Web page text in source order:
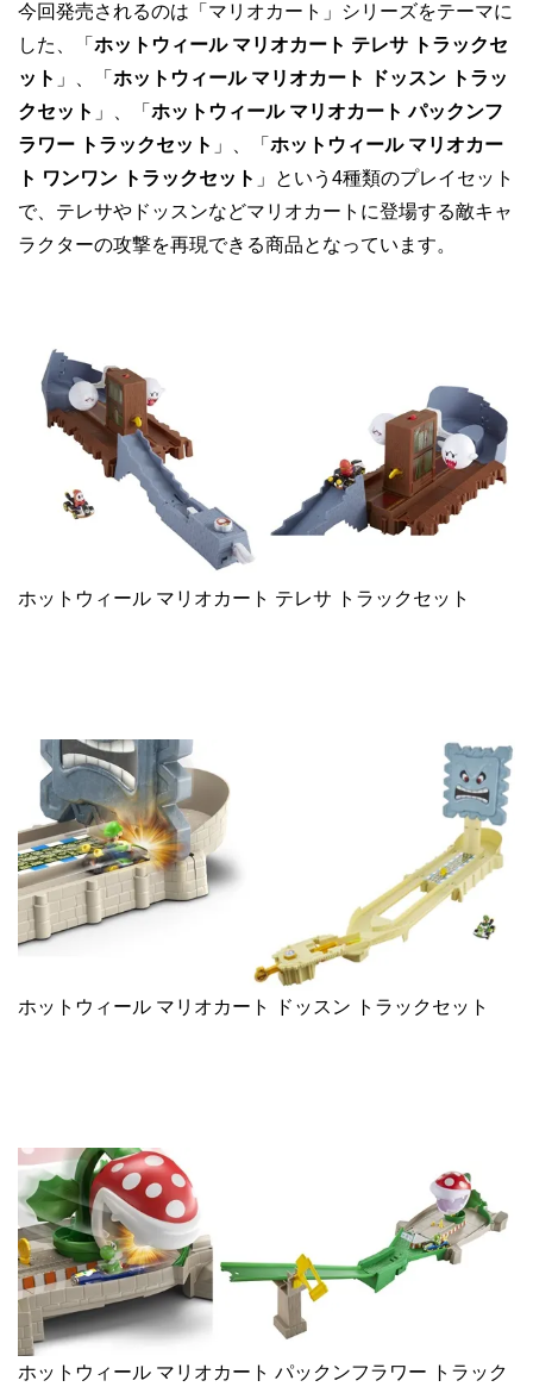
今回発売されるのは「マリオカート」シリーズをテーマに
した、「 ホットウィール マリオカート テレサ トラックセ
ット 」、「 ホットウィール マリオカート ドッスン トラッ
クセット 」、「 ホットウィール マリオカート パックンフ
ラワー トラックセット 」、「 ホットウィール マリオカー
ト ワンワン トラックセット 」という4種類のプレイセット
で、テレサやドッスンなどマリオカートに登場する敵キャ
ラクターの攻撃を再現できる商品となっています。
ホットウィール マリオカート テレサ トラックセット
ホットウィール マリオカート ドッスン トラックセット
ホットウィール マリオカート パックンフラワー トラック